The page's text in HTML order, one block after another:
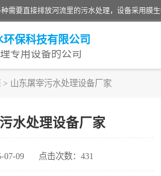
保科技有限公司
专用设备的公司
> 山东屠宰污水处理设备厂家
水处理设备厂家
07-09 点击次数：431